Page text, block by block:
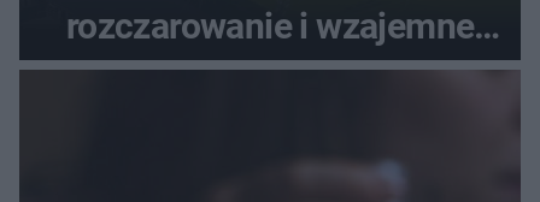
rozczarowanie i wzajemne
obwinianie. Dlaczego Peak